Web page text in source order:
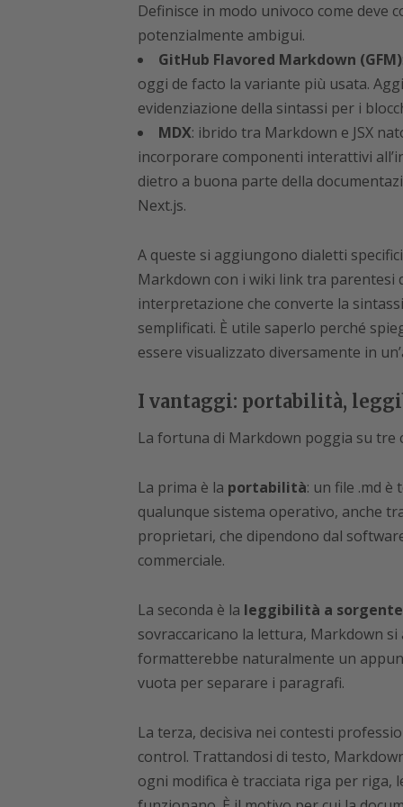
Definisce in modo univoco come
potenzialmente ambigui.
GitHub Flavored Markdown (GFM)
oggi de facto la variante più usata.
evidenziazione della sintassi per i
MDX: ibrido tra Markdown e JSX
incorporare componenti interattivi
dietro a buona parte della
Next.js.
A queste si aggiungono dialetti
Markdown con i wiki link tra parentesi
interpretazione che converte la
semplificati. È utile saperlo perché
essere visualizzato diversamente in
I vantaggi: portabilità,
La fortuna di Markdown poggia su tre
La prima è la portabilità: un file .md
qualunque sistema operativo, anche
proprietari, che dipendono dal
commerciale.
La seconda è la leggibilità a
sovraccaricano la lettura, Markdown
formatterebbe naturalmente un
vuota per separare i paragrafi.
La terza, decisiva nei contesti
control. Trattandosi di testo,
ogni modifica è tracciata riga per